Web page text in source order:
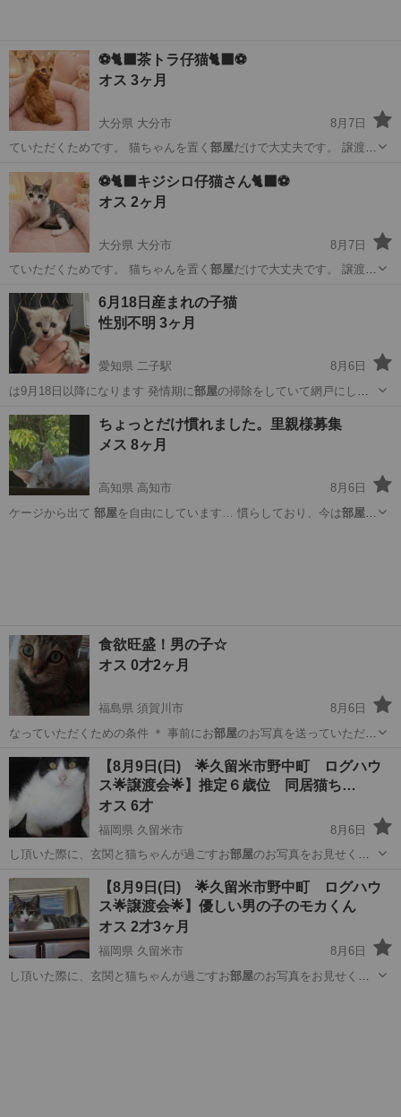
⚽️🐈‍⬛茶トラ仔猫🐈‍⬛⚽️
オス 3ヶ月
大分県 大分市
8月7日
ていただくためです。 猫ちゃんを置く 部屋だけで大丈夫です。 譲渡し
大分 大分市 猫 ワクチン
⚽️🐈‍⬛キジシロ仔猫さん🐈‍⬛⚽️
オス 2ヶ月
大分県 大分市
8月7日
ていただくためです。 猫ちゃんを置く 部屋だけで大丈夫です。 譲渡し
大分 大分市 猫 ワクチン
6月18日産まれの子猫
性別不明 3ヶ月
愛知県 二子駅
8月6日
は9月18日以降になります 発情期に部屋の掃除をしていて網戸にして
愛知 一宮市 猫 トラブル
ちょっとだけ慣れました。里親様募集
メス 8ヶ月
高知県 高知市
8月6日
ケージから出て 部屋を自由にしています… 慣らしており、今は部屋の
食欲旺盛！男の子☆
オス 0才2ヶ月
福島県 須賀川市
8月6日
なっていただくための条件 ＊ 事前にお部屋のお写真を送っていただい
福島 須賀川市 猫 ワクチン
【8月9日(日) 🌟久留米市野中町 ログハウ
ス🌟譲渡会🌟】推定６歳位 同居猫ち…
オス 6才
福岡県 久留米市
8月6日
し頂いた際に、玄関と猫ちゃんが過ごすお部屋のお写真をお見せくだ
福岡 久留米市 猫 アメブロ
【8月9日(日) 🌟久留米市野中町 ログハウ
ス🌟譲渡会🌟】優しい男の子のモカくん
オス 2才3ヶ月
福岡県 久留米市
8月6日
し頂いた際に、玄関と猫ちゃんが過ごすお部屋のお写真をお見せくだ